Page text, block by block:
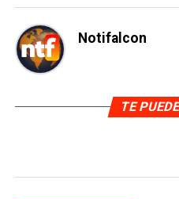
Notifalcon
TE